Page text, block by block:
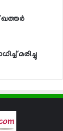
ഖത്തര്‍
മരിച്ചു